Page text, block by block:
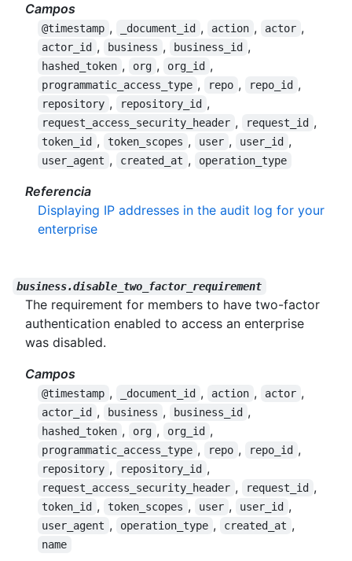
Campos
@timestamp , _document_id , action , actor ,
actor_id , business , business_id ,
hashed_token , org , org_id ,
programmatic_access_type , repo , repo_id ,
repository , repository_id ,
request_access_security_header , request_id ,
token_id , token_scopes , user , user_id ,
user_agent , created_at , operation_type
Referencia
Displaying IP addresses in the audit log for your
enterprise
business.disable_two_factor_requirement
The requirement for members to have two-factor
authentication enabled to access an enterprise
was disabled.
Campos
@timestamp , _document_id , action , actor ,
actor_id , business , business_id ,
hashed_token , org , org_id ,
programmatic_access_type , repo , repo_id ,
repository , repository_id ,
request_access_security_header , request_id ,
token_id , token_scopes , user , user_id ,
user_agent , operation_type , created_at ,
name